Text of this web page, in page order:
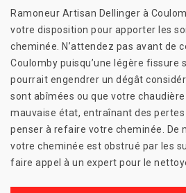
Ramoneur Artisan Dellinger à
votre disposition pour apporter les
cheminée. N’attendez pas avant de
Coulomby puisqu’une légère fissure
pourrait engendrer un dégât
sont abîmées ou que votre
mauvaise état, entraînant des
penser à refaire votre cheminée. De
votre cheminée est obstrué par les
faire appel à un expert pour le